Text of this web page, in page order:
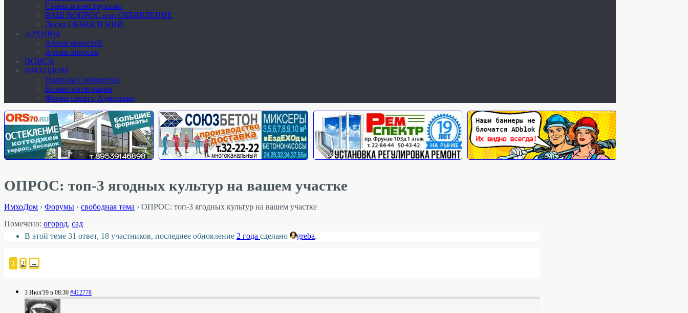
Стены и конструкции
ВАШ ВОПРОС или ОБЪЯВЛЕНИЕ
Доска ОБЪЯВЛЕНИЙ
АРХИВЫ
Архив новостей
Архив опросов
ПОИСК
ИМХОДОМ
Правила Сообщества
Бизнес-интеграция
Форма связи с Админами
ОПРОС: топ-3 ягодных культур на вашем участке
ИмхоДом › Форумы › свободная тема › ОПРОС: топ-3 ягодных культур на вашем участке
Помечено: огород, сад
В этой теме 31 ответ, 18 участников, последнее обновление 2 года сделано greba.
1 2 →
3 Июл'19 в 08:30 #412778